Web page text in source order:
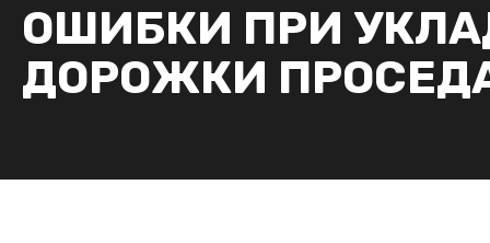
ОШИБКИ ПРИ
ДОРОЖКИ